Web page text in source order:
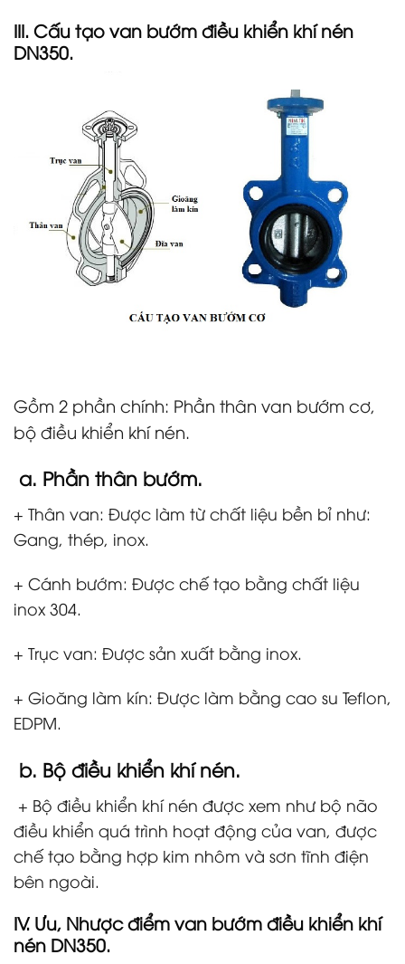
III. Cấu tạovan bướm điều khiển khí nén
DN350.
Gồm 2 phần chính: Phần thân van bướm cơ,
bộ điều khiển khí nén.
a. Phần thân bướm.
+ Thân van: Được làm từ chất liệu bền bỉ như:
Gang, thép, inox.
+ Cánh bướm: Được chế tạo bằng chất liệu
inox 304.
+ Trục van: Được sản xuất bằng inox.
+ Gioăng làm kín: Được làm bằng cao su Teflon,
EDPM.
b. Bộ điều khiển khí nén.
+ Bộ điều khiển khí nén được xem như bộ não
điều khiển quá trình hoạt động của van, được
chế tạo bằng hợp kim nhôm và sơn tĩnh điện
bên ngoài.
IV. Ưu, Nhược điểmvan bướm điều khiển khí
nén DN350.